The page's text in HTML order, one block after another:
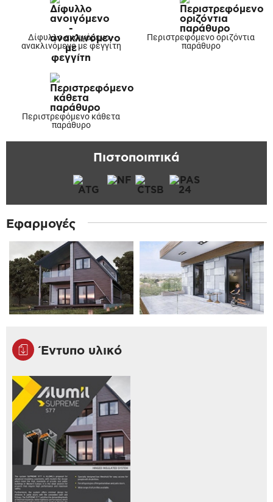
Δίφυλλο ανοιγόμενο -
ανακλινόμενο με φεγγίτη
Περιστρεφόμενο οριζόντια
παράθυρο
Περιστρεφόμενο κάθετα
παράθυρο
Πιστοποιητικά
Εφαρμογές
Έντυπο υλικό